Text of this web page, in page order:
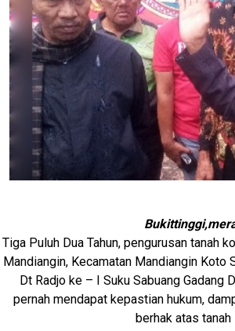
Tiga Puluh Dua Tahun, pengurusan tanah
Mandiangin, Kecamatan Mandiangin Koto
Dt Radjo ke – I Suku Sabuang Gadang
pernah mendapat kepastian hukum,
berhak atas